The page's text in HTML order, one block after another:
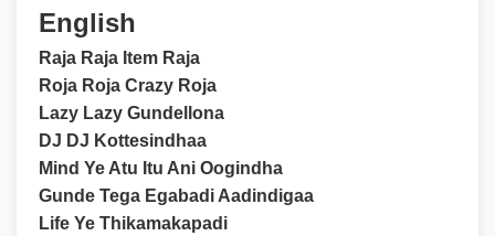
English
Raja Raja Item Raja
Roja Roja Crazy Roja
Lazy Lazy Gundellona
DJ DJ Kottesindhaa
Mind Ye Atu Itu Ani Oogindha
Gunde Tega Egabadi Aadindigaa
Life Ye Thikamakapadi